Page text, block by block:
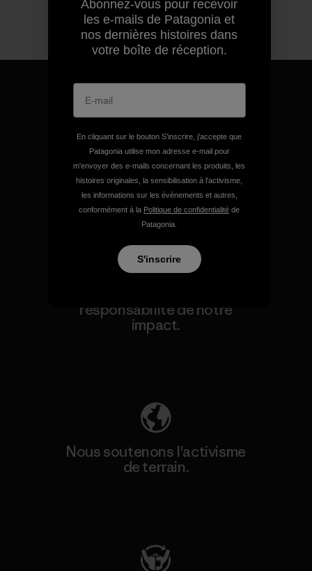
Nous garantissons tous les
produits que nous
fabriquons.
Voir la Garantie Ironclad
responsabilité de notre
impact.
Nous soutenons l'activisme
de terrain.
Abonnez-vous pour recevoir
les e-mails de Patagonia et
nos dernières histoires dans
votre boîte de réception.
En cliquant sur le bouton S’inscrire, j'accepte que
Patagonia utilise mon adresse e-mail pour
m'envoyer des e-mails concernant les produits, les
histoires originales, la sensibilisation à l'activisme,
les informations sur les événements et autres,
conformément à la Politique de confidentialité de
Patagonia.
S'inscrire